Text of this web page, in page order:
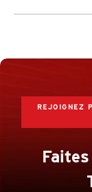
REJOIGNEZ